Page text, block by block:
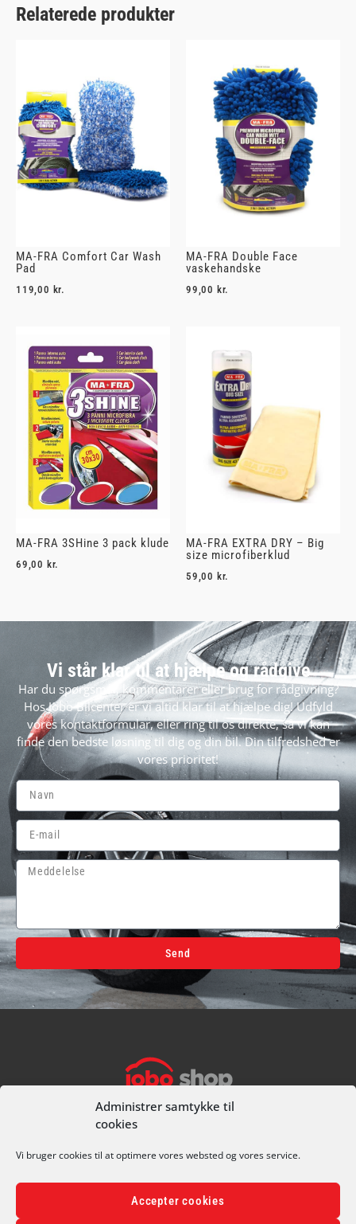
Administrer samtykke til
cookies
Vi bruger cookies til at optimere vores websted og vores service.
Accepter cookies
mere for gratis fragt
Gå til betaling
Relaterede produkter
MA-FRA Comfort Car Wash
Pad
119,00 kr.
MA-FRA Double Face
vaskehandske
99,00 kr.
MA-FRA 3SHine 3 pack klude
69,00 kr.
MA-FRA EXTRA DRY – Big
size microfiberklud
59,00 kr.
Vi står klar til at hjælpe og rådgive
Har du spørgsmål, kommentarer eller brug for rådgivning?
Hos Jobo Bilcenter er vi altid klar til at hjælpe dig! Udfyld
vores kontaktformular, eller ring til os direkte, så vi kan
finde den bedste løsning til dig og din bil. Din tilfredshed er
vores prioritet!
Send
Alternative:
OLE RØMERS VEJ 1A, 3000 HELSINGØR
PRIVATLIVSPOLITIK